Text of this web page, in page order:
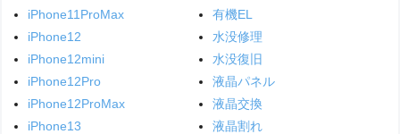
iPhone11ProMax
iPhone12
iPhone12mini
iPhone12Pro
iPhone12ProMax
iPhone13
有機EL
水没修理
水没復旧
液晶パネル
液晶交換
液晶割れ